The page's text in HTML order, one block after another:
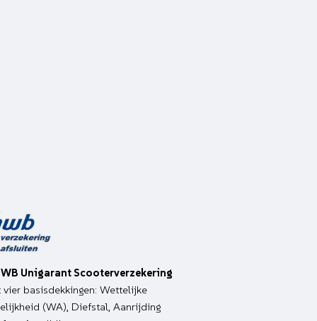
Unigarant Scooterverzekering
basisdekkingen: Wettelijke
(WA), Diefstal, Aanrijding